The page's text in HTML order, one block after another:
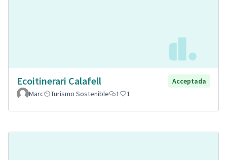
Ecoitinerari Calafell
Acceptada
Marc
Turismo Sostenible 1 1